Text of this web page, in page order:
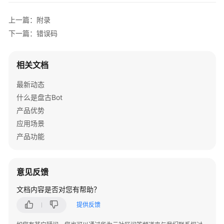
上一篇：附录
下一篇：错误码
相关文档
最新动态
什么是盘古Bot
产品优势
应用场景
产品功能
意见反馈
文档内容是否对您有帮助？
提供反馈